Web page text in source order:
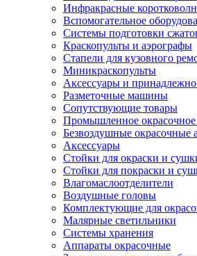
Инфракрасные
Вспомогательное
Системы подготовки
Краскопульты и аэрографы
Стапели для кузовного
Миникраскопульты
Аксессуары и
Разметочные машины
Сопутствующие товары
Промышленное окрасочное
Безвоздушные окрасочные
Аксессуары
Стойки для окраски и
Стойки для покраски и
Влагомаслоотделители
Воздушные головы
Комплектующие для
Малярные светильники
Системы хранения
Аппараты окрасочные